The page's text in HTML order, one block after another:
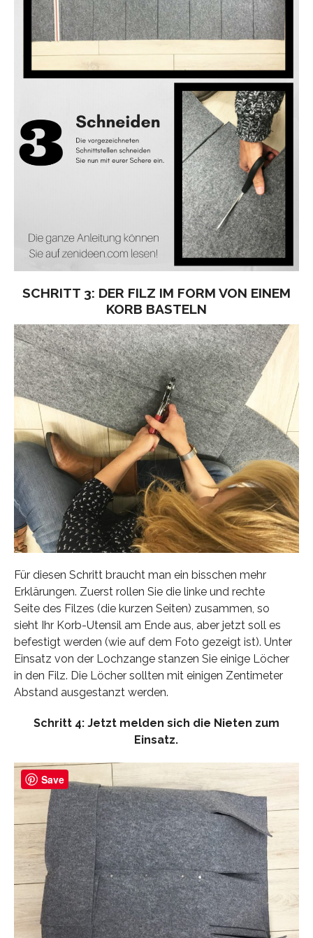
SCHRITT 3: DER FILZ IM FORM VON EINEM
KORB BASTELN
Für diesen Schritt braucht man ein bisschen mehr
Erklärungen. Zuerst rollen Sie die linke und rechte
Seite des Filzes (die kurzen Seiten) zusammen, so
sieht Ihr Korb-Utensil am Ende aus, aber jetzt soll es
befestigt werden (wie auf dem Foto gezeigt ist). Unter
Einsatz von der Lochzange stanzen Sie einige Löcher
in den Filz. Die Löcher sollten mit einigen Zentimeter
Abstand ausgestanzt werden.
Schritt 4: Jetzt melden sich die Nieten zum
Einsatz.
Save